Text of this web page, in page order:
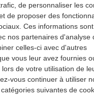
+
de personnaliser les
de proposer des
Ces informations sont
nos partenaires d'analyse
celles-ci avec d'autres
vous leur avez fournies
de votre utilisation de
vous continuer à utiliser
suivantes de